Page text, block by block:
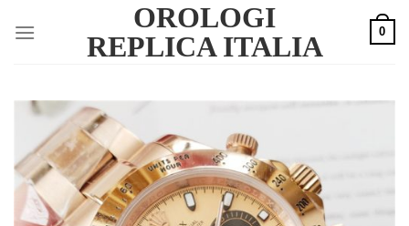
OROLOGI
REPLICA ITALIA
0